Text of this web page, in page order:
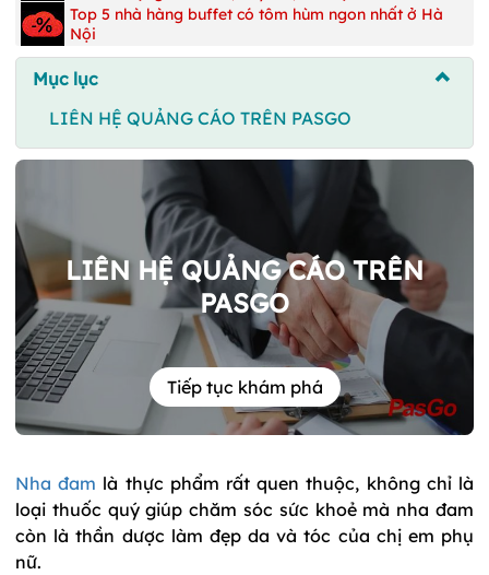
Top 5 nhà hàng buffet có tôm hùm ngon nhất ở Hà
Nội
Mục lục
LIÊN HỆ QUẢNG CÁO TRÊN PASGO
LIÊN HỆ QUẢNG CÁO TRÊN
PASGO
Tiếp tục khám phá
Nha đam là thực phẩm rất quen thuộc, không chỉ là
loại thuốc quý giúp chăm sóc sức khoẻ mà nha đam
còn là thần dược làm đẹp da và tóc của chị em phụ
nữ.